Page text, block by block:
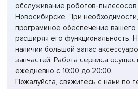
обслуживание роботов-пылесосов
Новосибирске. При
программное обеспечение вашего
расширяя его функциональность.
наличии большой запас
запчастей. Работа сервиса
ежедневно с 10:00 до 20:00.
Пожалуйста, свяжитесь с нами по